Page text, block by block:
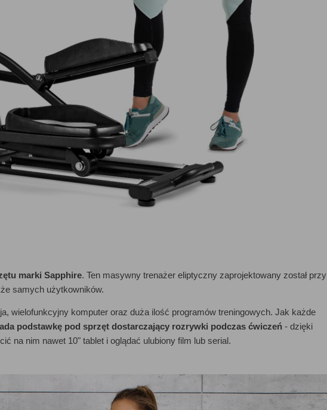
marki Sapphire. Ten masywny trenażer eliptyczny zaprojektowany został przy
samych użytkowników.
wielofunkcyjny komputer oraz duża ilość programów treningowych. Jak każde
podstawkę pod sprzęt dostarczający rozrywki podczas ćwiczeń - dzięki
na nim nawet 10" tablet i oglądać ulubiony film lub serial.